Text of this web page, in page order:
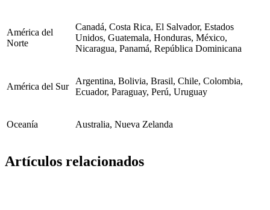
América del
Norte
Canadá, Costa Rica, El Salvador, Estados
Unidos, Guatemala, Honduras, México,
Nicaragua, Panamá, República Dominicana
América del Sur
Argentina, Bolivia, Brasil, Chile, Colombia,
Ecuador, Paraguay, Perú, Uruguay
Oceanía Australia, Nueva Zelanda
Artículos relacionados